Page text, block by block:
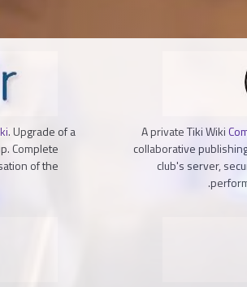
A private Tiki Wiki
collaborative
club's server,
. Upgrade of a
Complete
of the